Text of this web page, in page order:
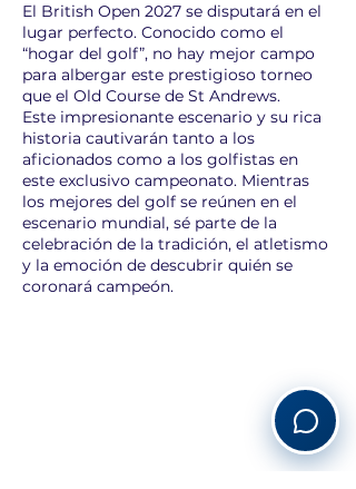
El British Open 2027 se disputará en el
lugar perfecto. Conocido como el
“hogar del golf”, no hay mejor campo
para albergar este prestigioso torneo
que el Old Course de St Andrews.
Este impresionante escenario y su rica
historia cautivarán tanto a los
aficionados como a los golfistas en
este exclusivo campeonato. Mientras
los mejores del golf se reúnen en el
escenario mundial, sé parte de la
celebración de la tradición, el atletismo
y la emoción de descubrir quién se
coronará campeón.